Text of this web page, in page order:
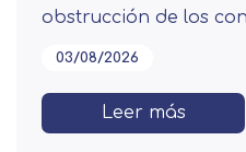
obstrucción de los
03/08/2026
Leer más